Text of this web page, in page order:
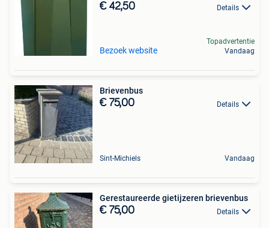
€ 42,50 Details
Bezoek website
Topadvertentie
Vandaag
Brievenbus
€ 75,00 Details
Sint-Michiels Vandaag
Gerestaureerde gietijzeren brievenbus
€ 75,00 Details